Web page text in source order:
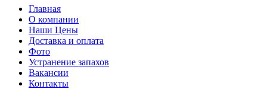
Главная
О компании
Наши Цены
Доставка и оплата
Фото
Устранение запахов
Вакансии
Контакты